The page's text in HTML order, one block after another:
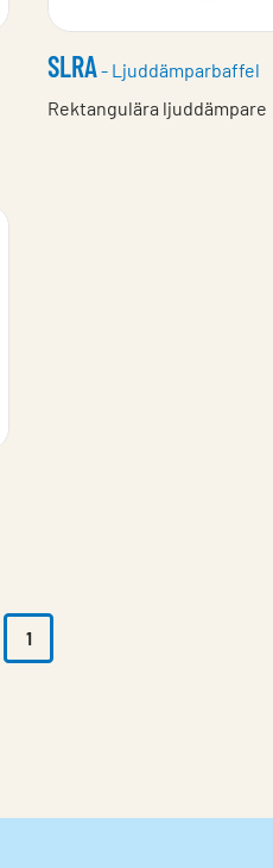
SLRA- Ljuddämparbaffel
Rektangulära ljuddämpare
1